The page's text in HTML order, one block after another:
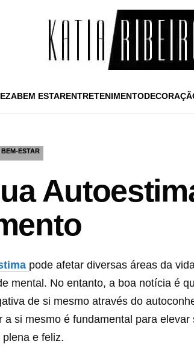
BEM ESTARENTRETENIMENTO
ESTAR
pode afetar diversas áreas da
mental. No entanto, a boa notícia é
de si mesmo através do
a si mesmo é fundamental para
e feliz.